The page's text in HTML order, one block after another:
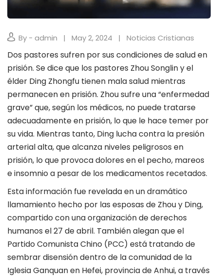
By - admin May 2, 2024 Noticias Cristianas
Dos pastores sufren por sus condiciones de salud en
prisión. Se dice que los pastores Zhou Songlin y el
élder Ding Zhongfu tienen mala salud mientras
permanecen en prisión. Zhou sufre una “enfermedad
grave” que, según los médicos, no puede tratarse
adecuadamente en prisión, lo que le hace temer por
su vida. Mientras tanto, Ding lucha contra la presión
arterial alta, que alcanza niveles peligrosos en
prisión, lo que provoca dolores en el pecho, mareos
e insomnio a pesar de los medicamentos recetados.
Esta información fue revelada en un dramático
llamamiento hecho por las esposas de Zhou y Ding,
compartido con una organización de derechos
humanos el 27 de abril. También alegan que el
Partido Comunista Chino (PCC) está tratando de
sembrar disensión dentro de la comunidad de la
Iglesia Ganquan en Hefei, provincia de Anhui, a través